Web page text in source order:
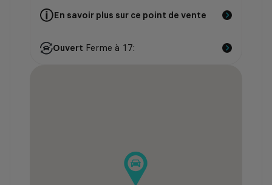
En savoir plus sur ce point de vente
Ouvert Ferme à 17: